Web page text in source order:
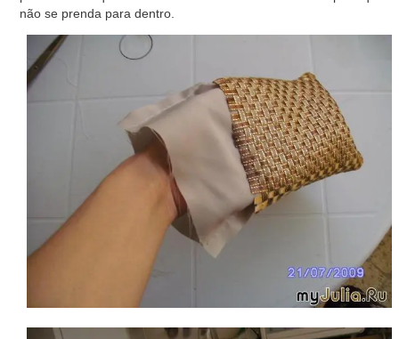
não se prenda para dentro.